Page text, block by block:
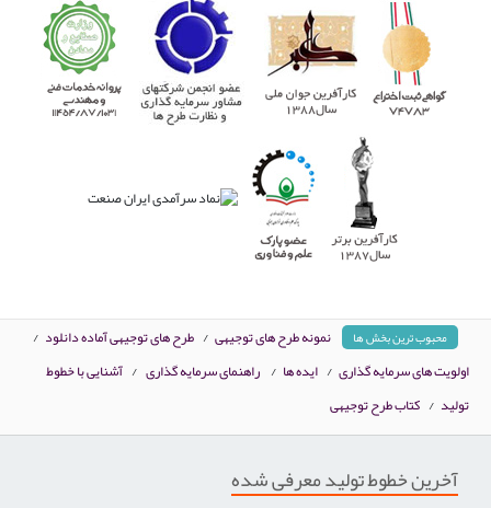
محبوب ترین بخش ها نمونه طرح های توجیهی / طرح های توجیهی آماده دانلود /
اولویت های سرمایه گذاری / ایده ها / راهنمای سرمایه گذاری / آشنایی با خطوط
تولید / کتاب طرح توجیهی
آخرین خطوط تولید معرفی شده